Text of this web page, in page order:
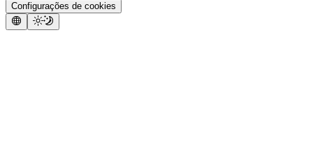
Configurações de cookies